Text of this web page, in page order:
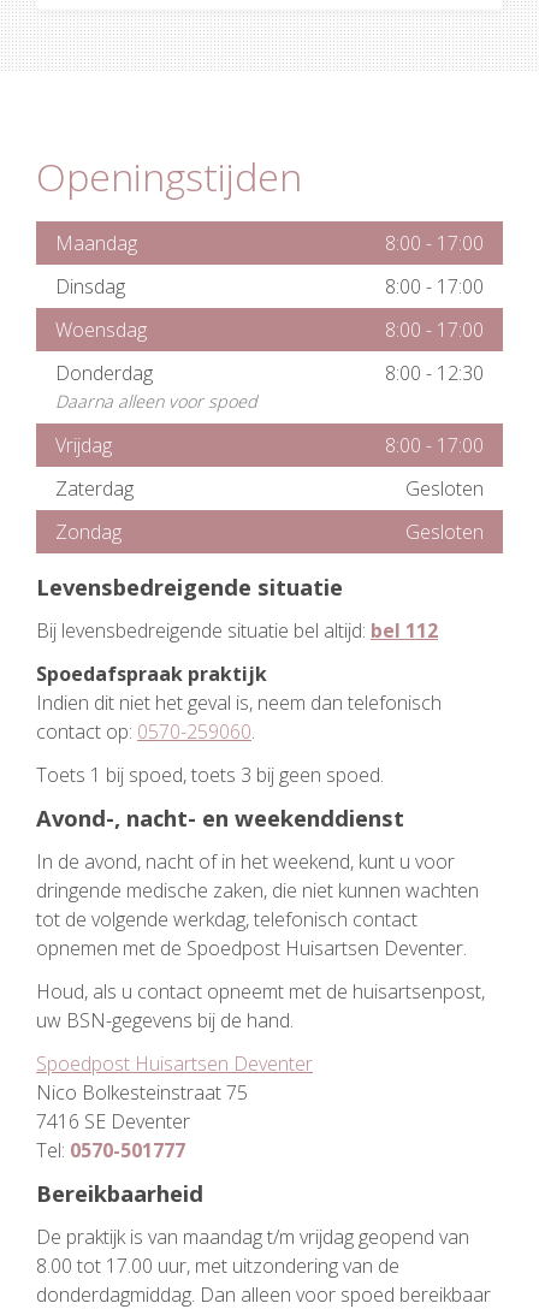
Openingstijden
Maandag 8:00 - 17:00
Dinsdag
8:00 - 17:00
Woensdag
8:00 - 17:00
Donderdag
8:00 - 12:30
Daarna alleen voor spoed
Vrijdag 8:00 - 17:00
Zaterdag
Gesloten
Zondag
Gesloten
Levensbedreigende situatie
Bij levensbedreigende situatie bel altijd: bel 112
Spoedafspraak praktijk
Indien dit niet het geval is, neem dan telefonisch
contact op: 0570-259060.
Toets 1 bij spoed, toets 3 bij geen spoed.
Avond-, nacht- en weekenddienst
In de avond, nacht of in het weekend, kunt u voor
dringende medische zaken, die niet kunnen wachten
tot de volgende werkdag, telefonisch contact
opnemen met de Spoedpost Huisartsen Deventer.
Houd, als u contact opneemt met de huisartsenpost,
uw BSN-gegevens bij de hand.
Spoedpost Huisartsen Deventer
Nico Bolkesteinstraat 75
7416 SE Deventer
Tel: 0570-501777
Bereikbaarheid
De praktijk is van maandag t/m vrijdag geopend van
8.00 tot 17.00 uur, met uitzondering van de
donderdagmiddag. Dan alleen voor spoed bereikbaar